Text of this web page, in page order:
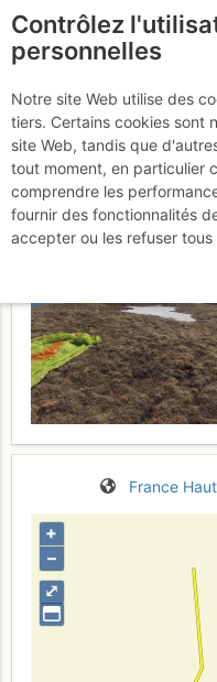
Tête du
combe
France
⤢
+
–
Contrôlez
personnelles
Notre site Web utilise des
tiers. Certains cookies sont
site Web, tandis que
tout moment, en particulier
comprendre les
fournir des fonctionnalités
accepter ou les refuser tous